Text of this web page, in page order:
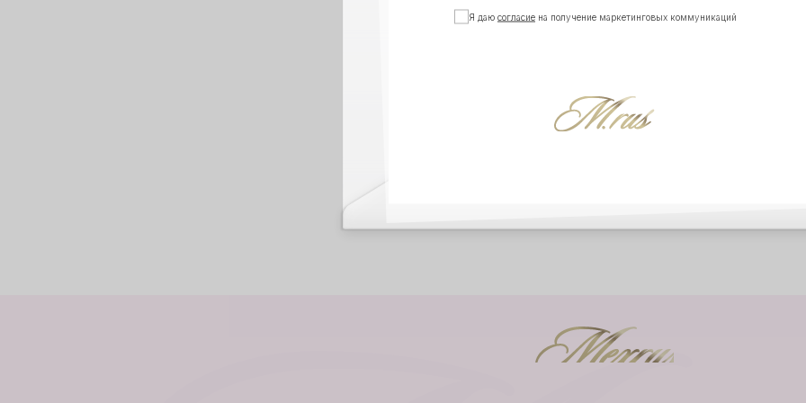
Я даю согласие на получение маркетинговых коммуникаций